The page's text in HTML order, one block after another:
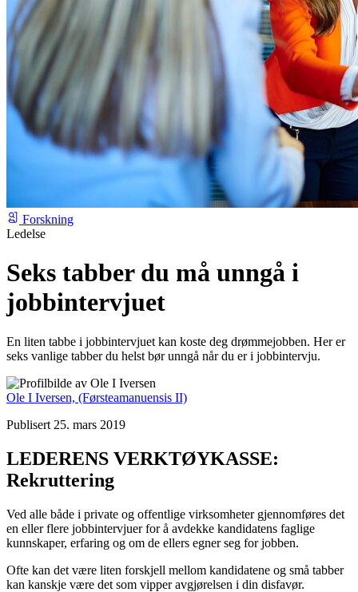
Forskning
Ledelse
Seks tabber du må unngå i
jobbintervjuet
En liten tabbe i jobbintervjuet kan koste deg drømmejobben. Her er
seks vanlige tabber du helst bør unngå når du er i jobbintervju.
Ole I Iversen, (Førsteamanuensis II)
Publisert 25. mars 2019
LEDERENS VERKTØYKASSE:
Rekruttering
Ved alle både i private og offentlige virksomheter gjennomføres det
en eller flere jobbintervjuer for å avdekke kandidatens faglige
kunnskaper, erfaring og om de ellers egner seg for jobben.
Ofte kan det være liten forskjell mellom kandidatene og små tabber
kan kanskje være det som vipper avgjørelsen i din disfavør.